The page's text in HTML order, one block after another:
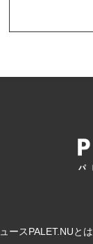
ースPALET.NUとは